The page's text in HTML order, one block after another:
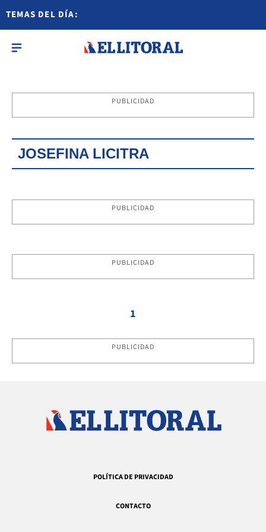
TEMAS DEL DÍA:
PUBLICIDAD
JOSEFINA LICITRA
PUBLICIDAD
PUBLICIDAD
1
PUBLICIDAD
POLÍTICA DE PRIVACIDAD
CONTACTO